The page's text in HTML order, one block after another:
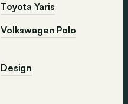
Toyota Yaris
Volkswagen Polo
Design